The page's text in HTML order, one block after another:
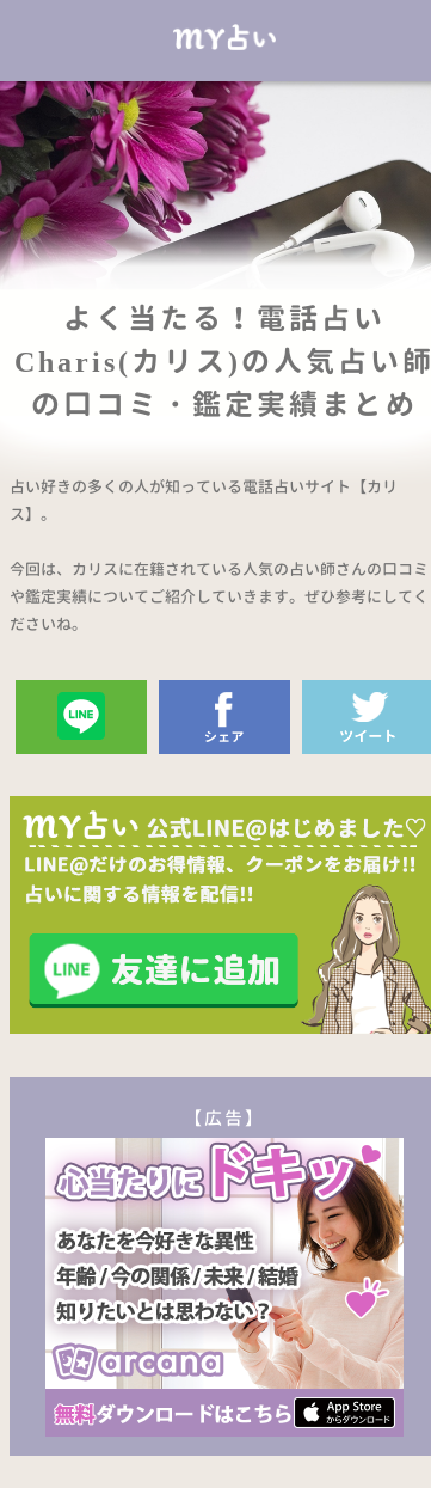
よく当たる！電話占い
Charis(カリス)の人気占い師
の口コミ・鑑定実績まとめ
占い好きの多くの人が知っている電話占いサイト【カリ
ス】。
今回は、カリスに在籍されている人気の占い師さんの口コミ
や鑑定実績についてご紹介していきます。ぜひ参考にしてく
ださいね。
送る
【広告】